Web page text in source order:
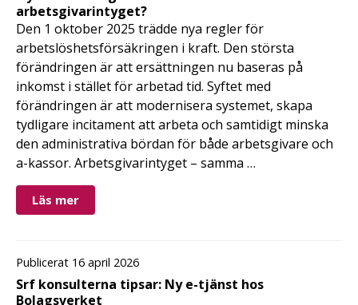
arbetsgivarintyget?
Den 1 oktober 2025 trädde nya regler för
arbetslöshetsförsäkringen i kraft. Den största
förändringen är att ersättningen nu baseras på
inkomst i stället för arbetad tid. Syftet med
förändringen är att modernisera systemet, skapa
tydligare incitament att arbeta och samtidigt minska
den administrativa bördan för både arbetsgivare och
a-kassor. Arbetsgivarintyget – samma …
Läs mer
Publicerat 16 april 2026
Srf konsulterna tipsar: Ny e-tjänst hos
Bolagsverket